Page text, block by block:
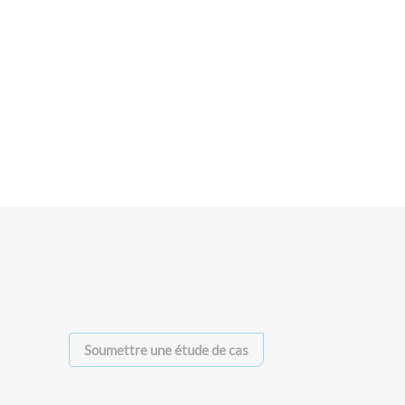
Soumettre une étude de cas